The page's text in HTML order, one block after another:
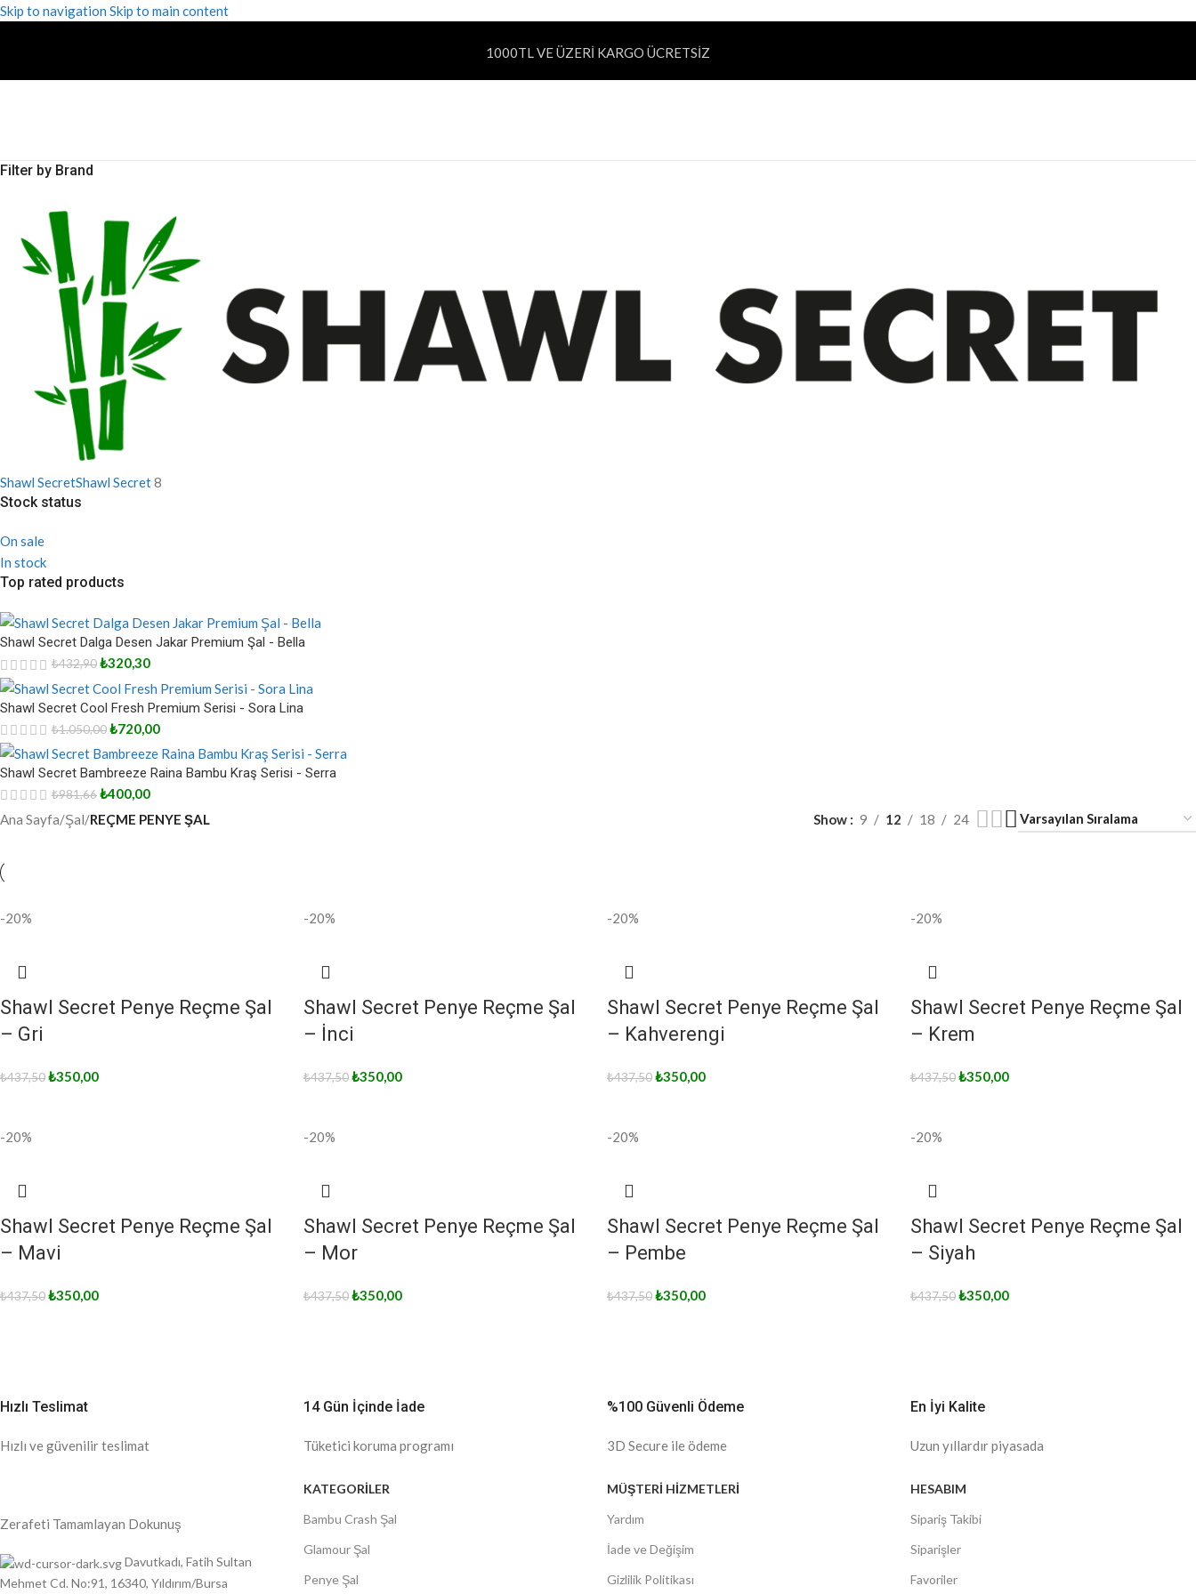
Skip to navigation Skip to main content
1000TL VE ÜZERİ KARGO ÜCRETSİZ
Filter by Brand
Shawl SecretShawl Secret8
Stock status
On sale
In stock
Top rated products
Shawl Secret Dalga Desen Jakar Premium Şal - Bella
₺432,90₺320,30
Shawl Secret Cool Fresh Premium Serisi - Sora Lina
₺1.050,00₺720,00
Shawl Secret Bambreeze Raina Bambu Kraş Serisi - Serra
₺981,66₺400,00
Ana Sayfa/Şal/REÇME PENYE ŞAL Show 9 12 18 24
-20%
Shawl Secret Penye Reçme Şal
– Gri
₺437,50₺350,00
-20%
Shawl Secret Penye Reçme Şal
– İnci
₺437,50₺350,00
-20%
Shawl Secret Penye Reçme Şal
– Kahverengi
₺437,50₺350,00
-20%
Shawl Secret Penye Reçme Şal
– Krem
₺437,50₺350,00
-20%
Shawl Secret Penye Reçme Şal
– Mavi
₺437,50₺350,00
-20%
Shawl Secret Penye Reçme Şal
– Mor
₺437,50₺350,00
-20%
Shawl Secret Penye Reçme Şal
– Pembe
₺437,50₺350,00
-20%
Shawl Secret Penye Reçme Şal
– Siyah
₺437,50₺350,00
Hızlı Teslimat
Hızlı ve güvenilir teslimat
14 Gün İçinde İade
Tüketici koruma programı
%100 Güvenli Ödeme
3D Secure ile ödeme
En İyi Kalite
Uzun yıllardır piyasada
Zerafeti Tamamlayan Dokunuş
Davutkadı, Fatih Sultan
Mehmet Cd. No:91, 16340, Yıldırım/Bursa
KATEGORİLER
Bambu Crash Şal
Glamour Şal
Penye Şal
MÜŞTERİ HİZMETLERİ
Yardım
İade ve Değişim
Gizlilik Politikası
HESABIM
Sipariş Takibi
Siparişler
Favoriler